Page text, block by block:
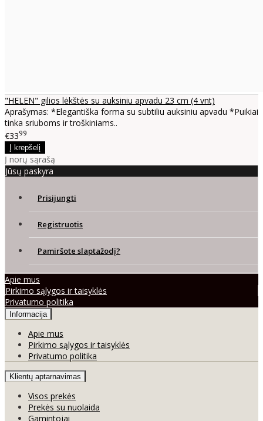
"HELEN" gilios lėkštės su auksiniu apvadu 23 cm (4 vnt)
Aprašymas: *Elegantiška forma su subtiliu auksiniu apvadu *Puikiai
tinka sriuboms ir troškiniams..
€3399
Į norų sąrašą
Jūsų paskyra
Prisijungti
Registruotis
Pamiršote slaptažodį?
Apie mus
Pirkimo sąlygos ir taisyklės
Privatumo politika
Informacija
Apie mus
Pirkimo sąlygos ir taisyklės
Privatumo politika
Klientų aptarnavimas
Visos prekės
Prekės su nuolaida
Gamintojai